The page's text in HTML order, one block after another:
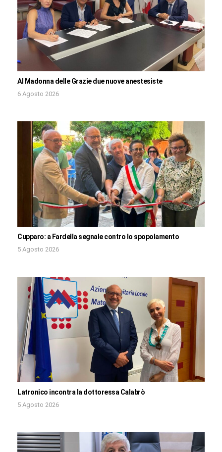
Al Madonna delle Grazie due nuove anestesiste
6 Agosto 2026
Cupparo: a Fardella segnale contro lo spopolamento
5 Agosto 2026
Latronico incontra la dottoressa Calabrò
5 Agosto 2026